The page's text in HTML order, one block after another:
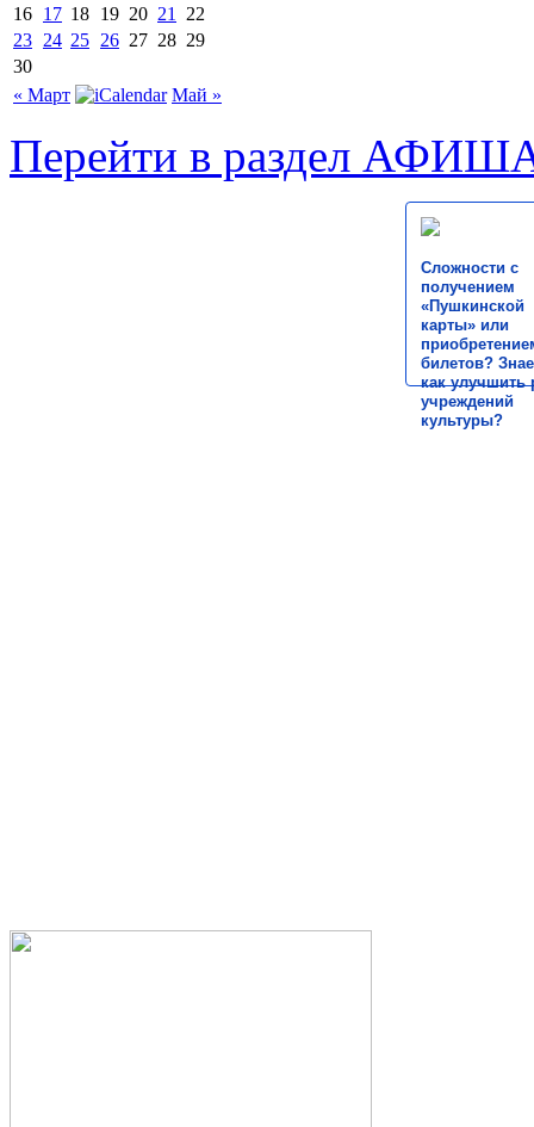
16 17 18 19 20 21 22
23 24 25 26 27 28 29
30
« Март
Май »
Перейти в раздел
Сложности с
получением
«Пушкинской
карты» или
билетов?
как улучшить
учреждений
культуры?